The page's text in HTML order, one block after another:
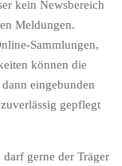
kein Newsbereich
Meldungen.
Sammlungen,
können die
eingebunden
gepflegt
gerne der Träger